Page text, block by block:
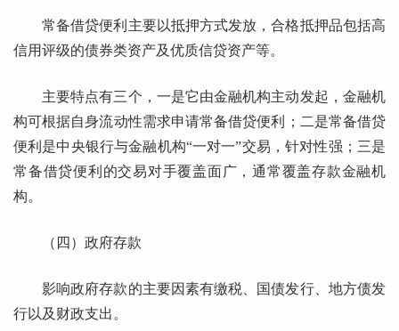
常备借贷便利主要以抵押方式发放，合格抵押品包括高
信用评级的债券类资产及优质信贷资产等。
主要特点有三个，一是它由金融机构主动发起，金融机
构可根据自身流动性需求申请常备借贷便利；二是常备借贷
便利是中央银行与金融机构“一对一”交易，针对性强；三是
常备借贷便利的交易对手覆盖面广，通常覆盖存款金融机
构。
（四）政府存款
影响政府存款的主要因素有缴税、国债发行、地方债发
行以及财政支出。